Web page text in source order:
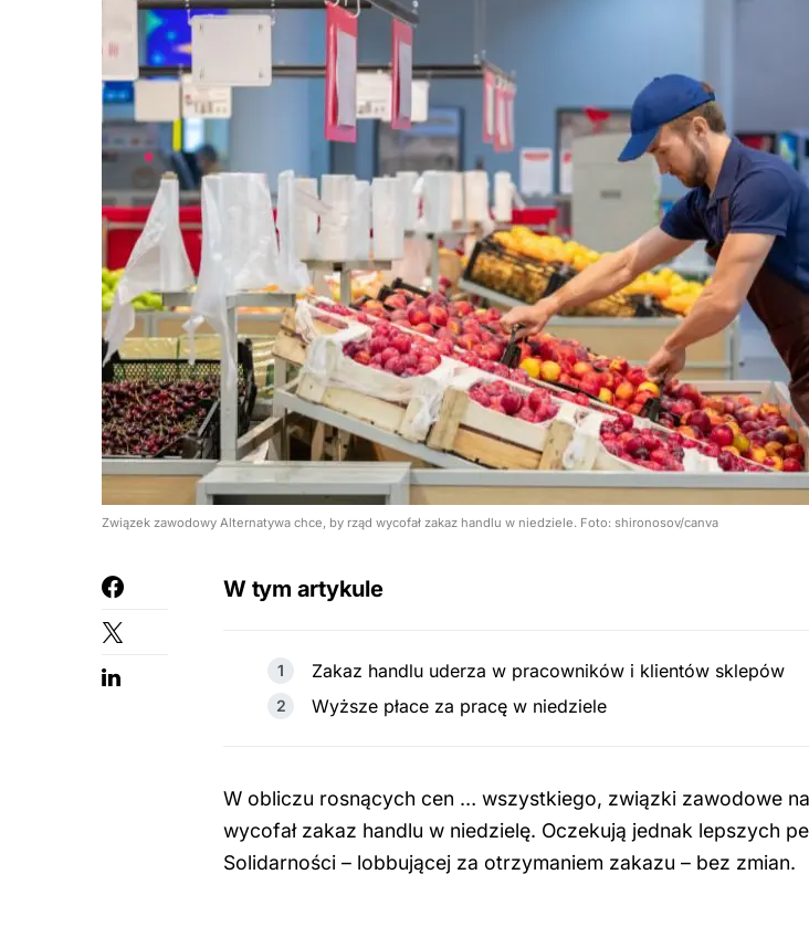
Związek zawodowy Alternatywa chce, by rząd wycofał zakaz handlu w niedziele. Foto: shironosov/canva
W tym artykule
Zakaz handlu uderza w pracowników i klientów sklepów
Wyższe płace za pracę w niedziele
W obliczu rosnących cen … wszystkiego, związki zawodowe
wycofał zakaz handlu w niedzielę. Oczekują jednak lepszych
Solidarności – lobbującej za otrzymaniem zakazu – bez zmian.